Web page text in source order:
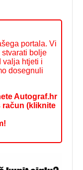
portala. Vi
stvarati bolje
valja htjeti i
dosegnuli
Autograf.hr
račun (kliknite